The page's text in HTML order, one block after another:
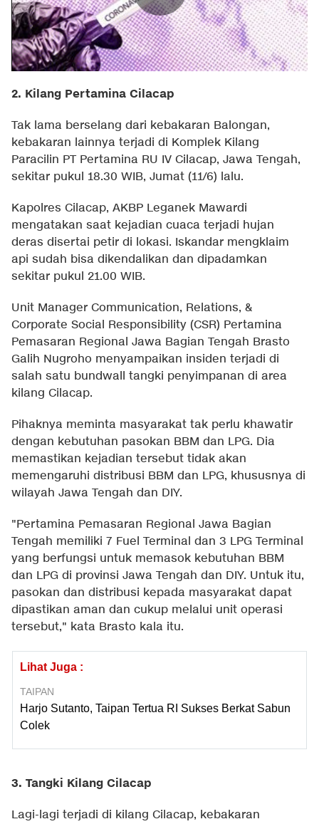
2. Kilang Pertamina Cilacap
Tak lama berselang dari kebakaran Balongan,
kebakaran lainnya terjadi di Komplek Kilang
Paracilin PT Pertamina RU IV Cilacap, Jawa Tengah,
sekitar pukul 18.30 WIB, Jumat (11/6) lalu.
Kapolres Cilacap, AKBP Leganek Mawardi
mengatakan saat kejadian cuaca terjadi hujan
deras disertai petir di lokasi. Iskandar mengklaim
api sudah bisa dikendalikan dan dipadamkan
sekitar pukul 21.00 WIB.
Unit Manager Communication, Relations, &
Corporate Social Responsibility (CSR) Pertamina
Pemasaran Regional Jawa Bagian Tengah Brasto
Galih Nugroho menyampaikan insiden terjadi di
salah satu bundwall tangki penyimpanan di area
kilang Cilacap.
Pihaknya meminta masyarakat tak perlu khawatir
dengan kebutuhan pasokan BBM dan LPG. Dia
memastikan kejadian tersebut tidak akan
memengaruhi distribusi BBM dan LPG, khususnya di
wilayah Jawa Tengah dan DIY.
"Pertamina Pemasaran Regional Jawa Bagian
Tengah memiliki 7 Fuel Terminal dan 3 LPG Terminal
yang berfungsi untuk memasok kebutuhan BBM
dan LPG di provinsi Jawa Tengah dan DIY. Untuk itu,
pasokan dan distribusi kepada masyarakat dapat
dipastikan aman dan cukup melalui unit operasi
tersebut," kata Brasto kala itu.
Lihat Juga :
TAIPAN
Harjo Sutanto, Taipan Tertua RI Sukses Berkat Sabun
Colek
3. Tangki Kilang Cilacap
Lagi-lagi terjadi di kilang Cilacap, kebakaran